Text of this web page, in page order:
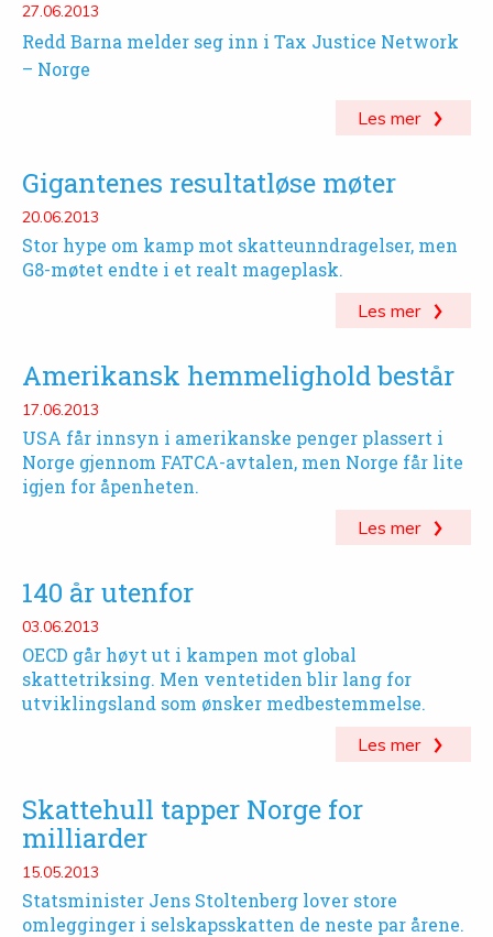
27.06.2013
Redd Barna melder seg inn i Tax Justice Network
– Norge
Les mer
Gigantenes resultatløse møter
20.06.2013
Stor hype om kamp mot skatteunndragelser, men
G8-møtet endte i et realt mageplask.
Les mer
Amerikansk hemmelighold består
17.06.2013
USA får innsyn i amerikanske penger plassert i
Norge gjennom FATCA-avtalen, men Norge får lite
igjen for åpenheten.
Les mer
140 år utenfor
03.06.2013
OECD går høyt ut i kampen mot global
skattetriksing. Men ventetiden blir lang for
utviklingsland som ønsker medbestemmelse.
Les mer
Skattehull tapper Norge for
milliarder
15.05.2013
Statsminister Jens Stoltenberg lover store
omlegginger i selskapsskatten de neste par årene.